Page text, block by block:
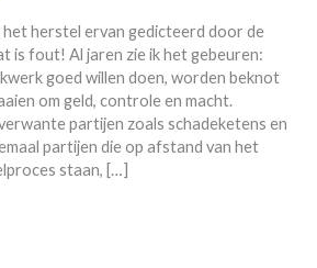
herstel ervan gedicteerd door de
is fout! Al jaren zie ik het gebeuren:
goed willen doen, worden beknot
om geld, controle en macht.
partijen zoals schadeketens en
partijen die op afstand van het
staan, […]